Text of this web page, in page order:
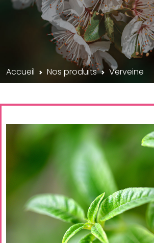
Accueil Nos produits Verveine